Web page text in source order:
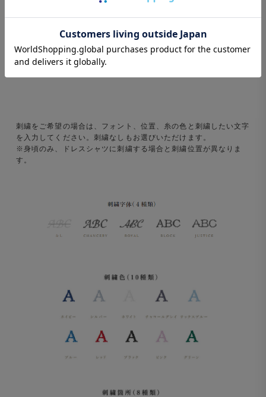
刺繍をご希望の場合は、フォント、位置、糸の色と刺繍したい文字
を入力してください。刺繍なしもお選びいただけます。
※身頃のみ、ドレスシャツに刺繍する場合と刺繍位置が異なりま
す。